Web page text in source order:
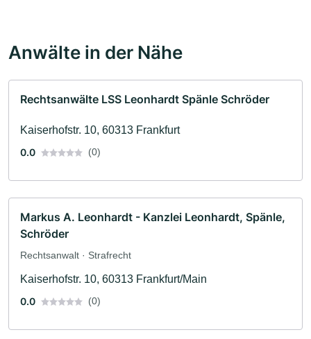
Anwälte in der Nähe
Rechtsanwälte LSS Leonhardt Spänle Schröder
Kaiserhofstr. 10, 60313 Frankfurt
0.0
(0)
Markus A. Leonhardt - Kanzlei Leonhardt, Spänle,
Schröder
Rechtsanwalt · Strafrecht
Kaiserhofstr. 10, 60313 Frankfurt/Main
0.0
(0)